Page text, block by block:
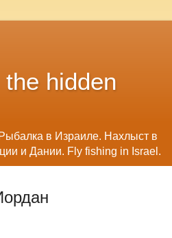
hidden
в Израиле. Нахлыст в
и Дании. Fly fishing in Israel.